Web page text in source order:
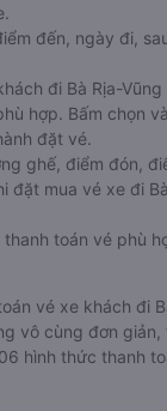
đến, ngày đi,
đi Bà Rịa-
hợp. Bấm chọn
đặt vé.
ghế, điểm đón,
đặt mua vé xe đi
toán vé phù
vé xe khách đi
vô cùng đơn giản,
hình thức thanh